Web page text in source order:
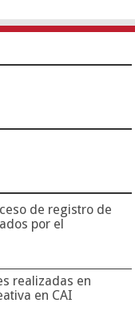
de registro de
por el
realizadas en
en CAI